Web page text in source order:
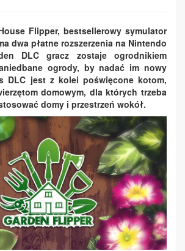
Flipper, bestsellerowy symulator
dwa płatne rozszerzenia na Nintendo
DLC gracz zostaje ogrodnikiem
ogrody, by nadać im nowy
DLC jest z kolei poświęcone kotom,
domowym, dla których trzeba
domy i przestrzeń wokół.